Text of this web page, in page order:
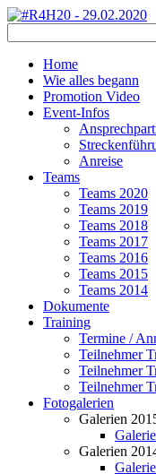
Home
Wie alles begann
Promotion Video
Event-Infos
Anreise
Teams
Teams 2020
Teams 2019
Teams 2018
Teams 2017
Teams 2016
Teams 2015
Teams 2014
Dokumente
Training
Termine /
Teilnehmer
Teilnehmer
Teilnehmer
Fotogalerien
Galerien
Galerien